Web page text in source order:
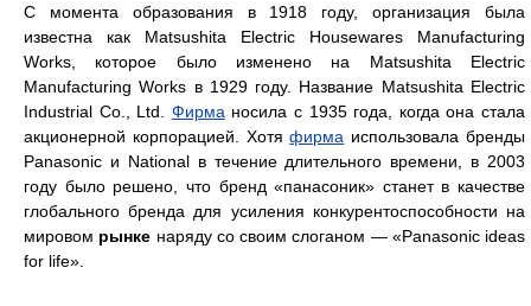
С момента образования в 1918 году, организация была
известна как Matsushita Electric Housewares Manufacturing
Works, которое было изменено на Matsushita Electric
Manufacturing Works в 1929 году. Название Matsushita Electric
Industrial Co., Ltd. Фирма носила с 1935 года, когда она стала
акционерной корпорацией. Хотяфирма использовала бренды
Panasonic и National в течение длительного времени, в 2003
году было решено, что бренд «панасоник» станет в качестве
глобального бренда для усиления конкурентоспособности на
мировом рынке наряду со своим слоганом — «Panasonic ideas
for life».